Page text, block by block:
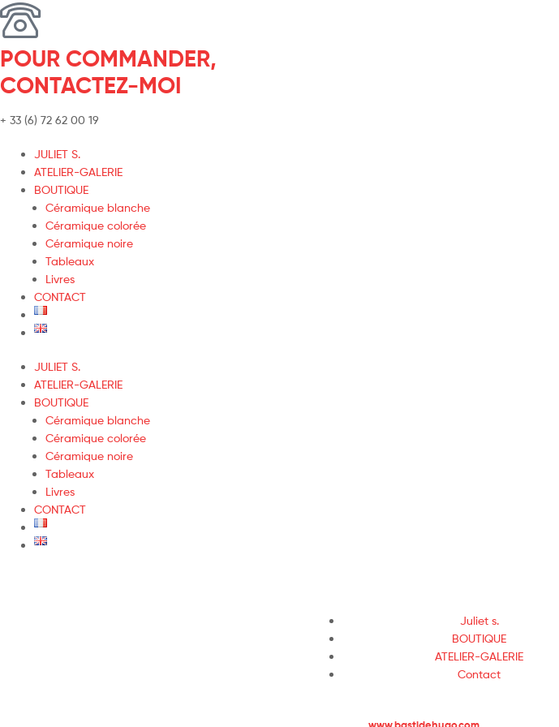
POUR COMMANDER,
CONTACTEZ-MOI
+ 33 (6) 72 62 00 19
JULIET S.
ATELIER-GALERIE
BOUTIQUE
Céramique blanche
Céramique colorée
Céramique noire
Tableaux
Livres
CONTACT
JULIET S.
ATELIER-GALERIE
BOUTIQUE
Céramique blanche
Céramique colorée
Céramique noire
Tableaux
Livres
CONTACT
Juliet s.
BOUTIQUE
ATELIER-GALERIE
Contact